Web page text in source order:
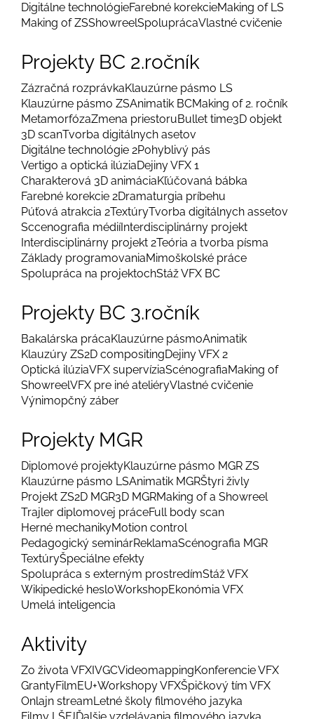
Digitálne technológieFarebné korekcieMaking of LS
Making of ZSShowreelSpoluprácaVlastné cvičenie
Projekty BC 2.ročník
Zázračná rozprávkaKlauzúrne pásmo LS
Klauzúrne pásmo ZSAnimatik BCMaking of 2. ročník
MetamorfózaZmena priestoruBullet time3D objekt
3D scanTvorba digitálnych asetov
Digitálne technológie 2Pohyblivý pás
Vertigo a optická ilúziaDejiny VFX 1
Charakterová 3D animáciaKľúčovaná bábka
Farebné korekcie 2Dramaturgia príbehu
Púťová atrakcia 2TextúryTvorba digitálnych assetov
Sccenografia médiíInterdisciplinárny projekt
Interdisciplinárny projekt 2Teória a tvorba písma
Základy programovaniaMimoškolské práce
Spolupráca na projektochStáž VFX BC
Projekty BC 3.ročník
Bakalárska prácaKlauzúrne pásmoAnimatik
Klauzúry ZS2D compositingDejiny VFX 2
Optická ilúziaVFX supervíziaScénografiaMaking of
ShowreelVFX pre iné ateliéryVlastné cvičenie
Výnimopčný záber
Projekty MGR
Diplomové projektyKlauzúrne pásmo MGR ZS
Klauzúrne pásmo LSAnimatik MGRŠtyri živly
Projekt ZS2D MGR3D MGRMaking of a Showreel
Trajler diplomovej práceFull body scan
Herné mechanikyMotion control
Pedagogický seminárReklamaScénografia MGR
TextúryŠpeciálne efekty
Spolupráca s externým prostredímStáž VFX
Wikipedické hesloWorkshopEkonómia VFX
Umelá inteligencia
Aktivity
Zo života VFX IVGCVideomappingKonferencie VFX
GrantyFilmEU+Workshopy VFXŠpičkový tím VFX
Onlajn streamLetné školy filmového jazyka